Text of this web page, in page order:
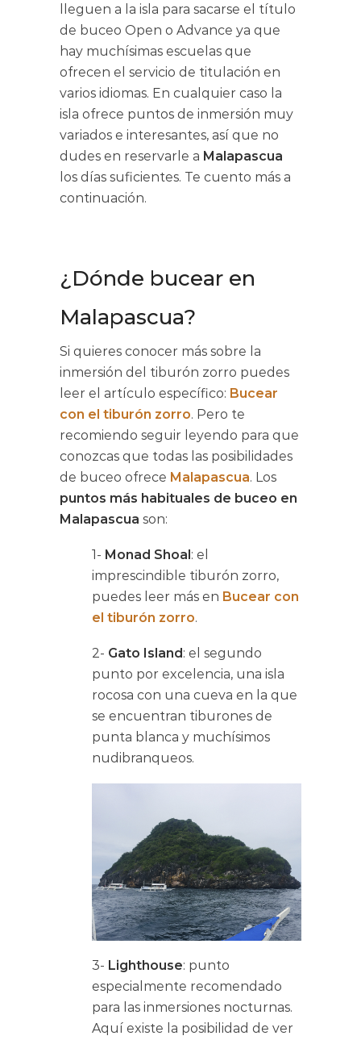
lleguen a la isla para sacarse el título
de buceo Open o Advance ya que
hay muchísimas escuelas que
ofrecen el servicio de titulación en
varios idiomas. En cualquier caso la
isla ofrece puntos de inmersión muy
variados e interesantes, así que no
dudes en reservarle a Malapascua
los días suficientes. Te cuento más a
continuación.
¿Dónde bucear en
Malapascua?
Si quieres conocer más sobre la
inmersión del tiburón zorro puedes
leer el artículo específico: Bucear
con el tiburón zorro. Pero te
recomiendo seguir leyendo para que
conozcas que todas las posibilidades
de buceo ofrece Malapascua. Los
puntos más habituales de buceo en
Malapascua son:
1- Monad Shoal: el
imprescindible tiburón zorro,
puedes leer más en Bucear con
el tiburón zorro.
2- Gato Island: el segundo
punto por excelencia, una isla
rocosa con una cueva en la que
se encuentran tiburones de
punta blanca y muchísimos
nudibranqueos.
3- Lighthouse: punto
especialmente recomendado
para las inmersiones nocturnas.
Aquí existe la posibilidad de ver